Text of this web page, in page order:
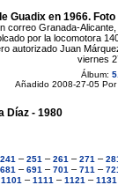
en 1966.
correo Granada-Alicante,
por la locomotora
autorizado Juan
viernes
Álbum:
Añadido 2008-27-05 Por
Díaz - 1980
241 – 251 – 261 – 271 –
681 – 691 – 701 – 711 –
1101 – 1111 – 1121 – 1131